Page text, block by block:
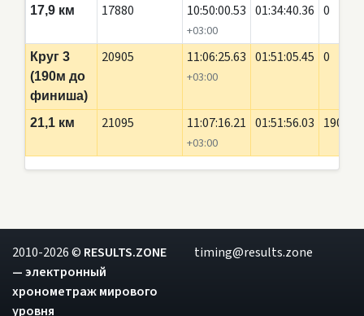
17,9 км 17880 10:50:00.53
+03:00
01:34:40.36 0
Круг 3
(190м до
финиша)
20905 11:06:25.63
+03:00
01:51:05.45 0
21,1 км 21095 11:07:16.21
+03:00
01:51:56.03 190
2010-2026 © RESULTS.ZONE
— электронный
хронометраж мирового
уровня
timing@results.zone